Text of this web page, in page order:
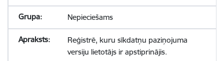
Nepieciešams
Reģistrē, kuru sīkdatņu paziņojuma
versiju lietotājs ir apstiprinājis.